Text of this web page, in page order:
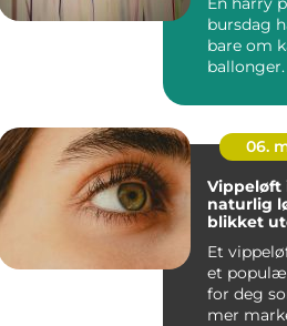
bursdag
bare om
det en...
06.
Vippeløft
naturlig
blikket
Et
et
for deg
mer